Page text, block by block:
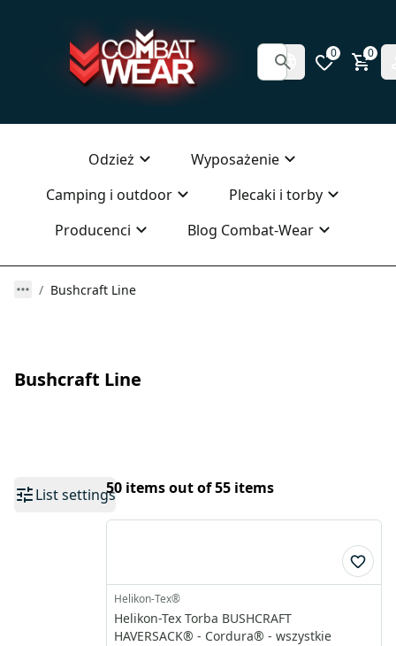
0 0
Odzież
Wyposażenie
Camping i outdoor
Plecaki i torby
Producenci
Blog Combat-Wear
Bushcraft Line
Bushcraft Line
List settings50 items out of 55 items
Helikon-Tex®
Helikon-Tex Torba BUSHCRAFT
HAVERSACK® - Cordura® - wszystkie